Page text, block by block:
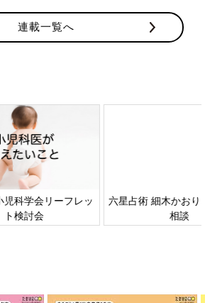
連載一覧へ
フレッ
六星占術 細木かおりさんの人生